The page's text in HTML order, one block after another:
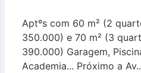
Aptºs com 60 m² (2
350.000) e 70 m² (3
390.000) Garagem,
Academia... Próximo a